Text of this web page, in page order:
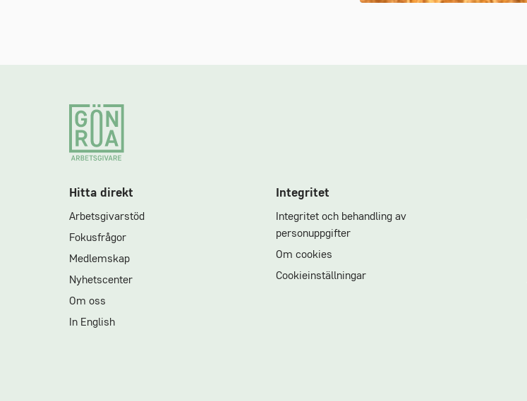
Hitta direkt
Arbetsgivarstöd
Fokusfrågor
Medlemskap
Nyhetscenter
Om oss
In English
Integritet
Integritet och behandling av
personuppgifter
Om cookies
Cookieinställningar